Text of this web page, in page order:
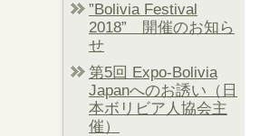
”Bolivia Festival
2018” 開催のお知ら
せ
第5回 Expo-Bolivia
Japanへのお誘い（日
本ボリビア人協会主
催）